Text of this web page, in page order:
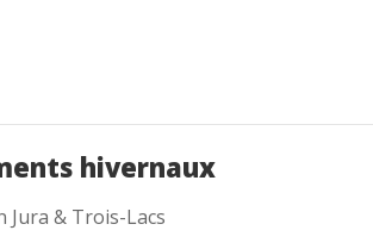
hivernaux
Jura & Trois-Lacs